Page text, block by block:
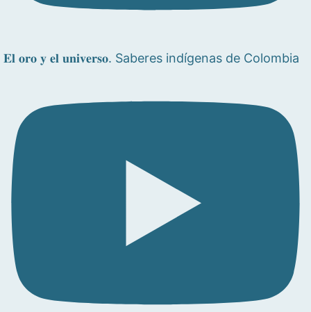
𝐄𝐥 𝐨𝐫𝐨 𝐲 𝐞𝐥 𝐮𝐧𝐢𝐯𝐞𝐫𝐬𝐨. Saberes indígenas de Colombia